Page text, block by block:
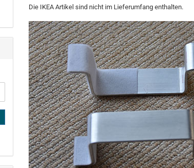
Die IKEA Artikel sind nicht im Lieferumfang enthalten.